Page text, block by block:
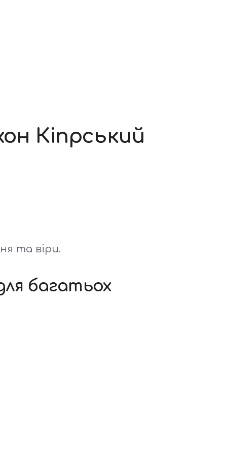
Кіпрський
та віри.
багатьох